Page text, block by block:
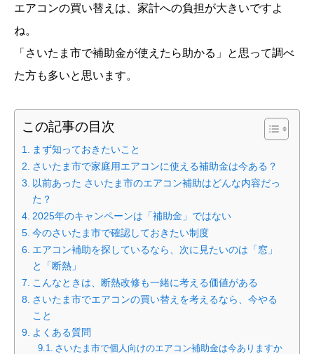
エアコンの買い替えは、家計への負担が大きいですよ
ね。
「さいたま市で補助金が使えたら助かる」と思って調べ
た方も多いと思います。
この記事の目次
まず知っておきたいこと
さいたま市で家庭用エアコンに使える補助金は今ある？
以前あった さいたま市のエアコン補助はどんな内容だっ
た？
2025年のキャンペーンは「補助金」ではない
今のさいたま市で確認しておきたい制度
エアコン補助を探しているなら、次に見たいのは「窓」
と「断熱」
こんなときは、断熱改修も一緒に考える価値がある
さいたま市でエアコンの買い替えを考えるなら、今やる
こと
よくある質問
さいたま市で個人向けのエアコン補助金は今ありますか